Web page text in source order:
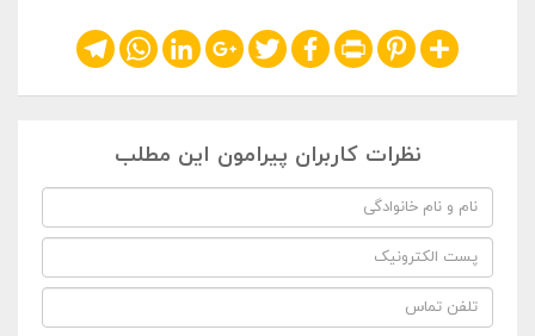
Share
Pinterest
Print
Facebook
Twitter
Google+
LinkedIn
WhatsApp
Telegram
نظرات کاربران پیرامون این مطلب